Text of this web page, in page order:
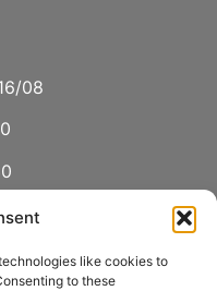
like cookies to
to these
08
16 AGOSTO: CHIUSO